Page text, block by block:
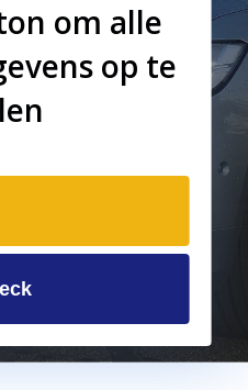
om alle
op te